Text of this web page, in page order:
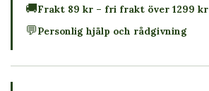
🚚Frakt 89 kr – fri frakt över 1299 kr
💬Personlig hjälp och rådgivning